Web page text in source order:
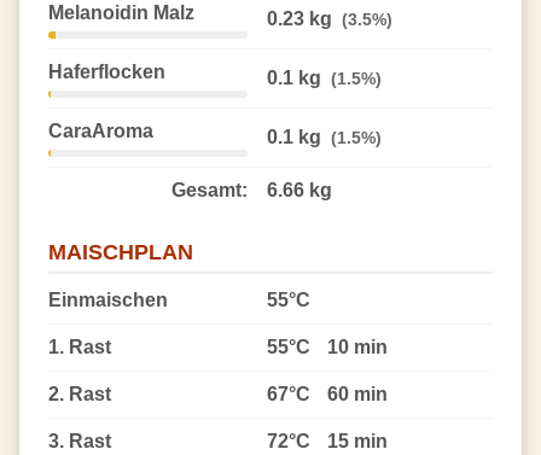
Melanoidin Malz 0.23 kg (3.5%)
Haferflocken 0.1 kg (1.5%)
CaraAroma 0.1 kg (1.5%)
Gesamt: 6.66 kg
MAISCHPLAN
Einmaischen 55°C
1. Rast 55°C 10 min
2. Rast 67°C 60 min
3. Rast 72°C 15 min